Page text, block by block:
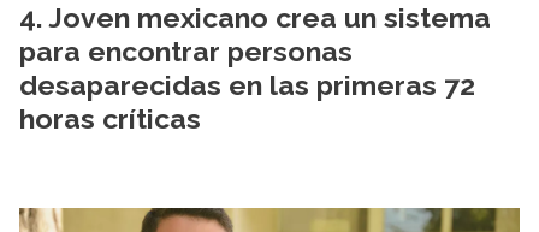
Joven mexicano crea un sistema
para encontrar personas
desaparecidas en las primeras 72
horas críticas